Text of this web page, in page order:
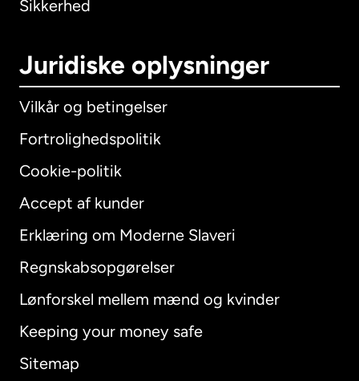
Sikkerhed
Juridiske oplysninger
Vilkår og betingelser
Fortrolighedspolitik
Cookie-politik
Accept af kunder
Erklæring om Moderne Slaveri
Regnskabsopgørelser
Lønforskel mellem mænd og kvinder
Keeping your money safe
Sitemap
International English
Australien